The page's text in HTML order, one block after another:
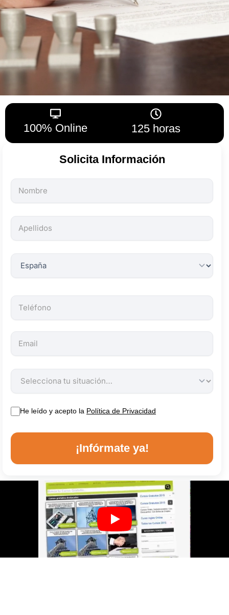
100% Online 125 horas
Solicita Información
Todos
los
son
obligatorios.
He leído y acepto la Política de Privacidad
¡Infórmate ya!